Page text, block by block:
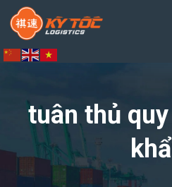
tuân thủ